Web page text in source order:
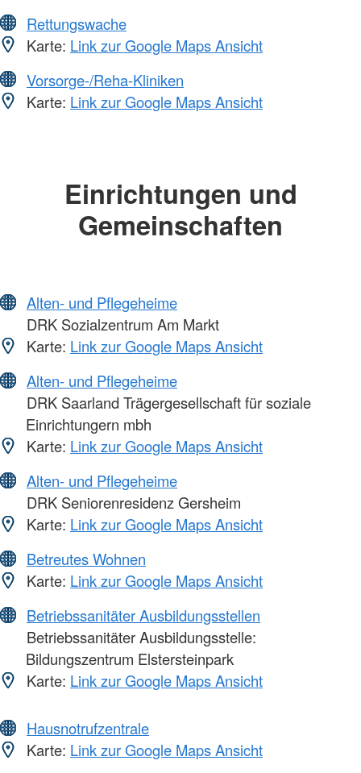
Rettungswache
Karte: Link zur Google Maps Ansicht
Vorsorge-/Reha-Kliniken
Karte: Link zur Google Maps Ansicht
Einrichtungen und
Gemeinschaften
Alten- und Pflegeheime
DRK Sozialzentrum Am Markt
Karte: Link zur Google Maps Ansicht
Alten- und Pflegeheime
DRK Saarland Trägergesellschaft für soziale
Einrichtungern mbh
Karte: Link zur Google Maps Ansicht
Alten- und Pflegeheime
DRK Seniorenresidenz Gersheim
Karte: Link zur Google Maps Ansicht
Betreutes Wohnen
Karte: Link zur Google Maps Ansicht
Betriebssanitäter Ausbildungsstellen
Betriebssanitäter Ausbildungsstelle:
Bildungszentrum Elstersteinpark
Karte: Link zur Google Maps Ansicht
Hausnotrufzentrale
Karte: Link zur Google Maps Ansicht